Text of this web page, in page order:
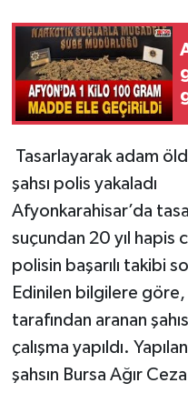
Tasarlayarak adam
şahsı polis yakaladı
Afyonkarahisar’da
suçundan 20 yıl hapis
polisin başarılı takibi
Edinilen bilgilere
tarafından aranan
çalışma yapıldı.
şahsın Bursa Ağır